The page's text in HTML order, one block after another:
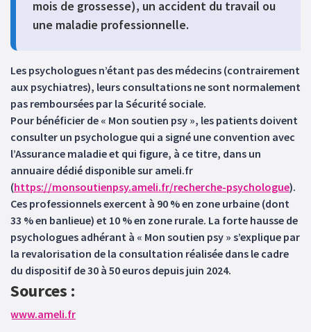
mois de grossesse), un accident du travail ou
une maladie professionnelle.
Les psychologues n’étant pas des médecins (contrairement
aux psychiatres), leurs consultations ne sont normalement
pas remboursées par la Sécurité sociale.
Pour bénéficier de « Mon soutien psy », les patients doivent
consulter un psychologue qui a signé une convention avec
l’Assurance maladie et qui figure, à ce titre, dans un
annuaire dédié disponible sur ameli.fr
(https://monsoutienpsy.ameli.fr/recherche-psychologue).
Ces professionnels exercent à 90 % en zone urbaine (dont
33 % en banlieue) et 10 % en zone rurale. La forte hausse de
psychologues adhérant à « Mon soutien psy » s’explique par
la revalorisation de la consultation réalisée dans le cadre
du dispositif de 30 à 50 euros depuis juin 2024.
Sources :
www.ameli.fr